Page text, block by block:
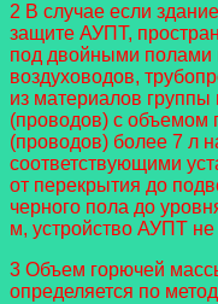
2 В случае если
защите АУПТ,
под двойными полами
воздуховодов,
из материалов группы
(проводов) с объемом
(проводов) более 7 л
соответствующими
от перекрытия до
черного пола до
м, устройство АУПТ не
3 Объем горючей
определяется по